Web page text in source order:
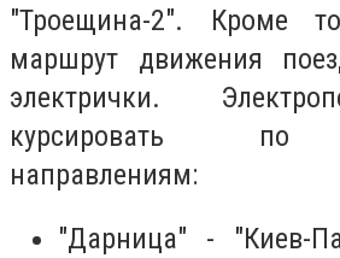
"Троещина-2". Кроме
маршрут движения
электрички.
курсировать по
направлениям:
"Дарница" - "Киев-